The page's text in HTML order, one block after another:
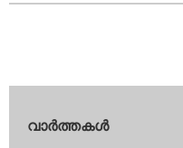
വാര്‍ത്തകള്‍